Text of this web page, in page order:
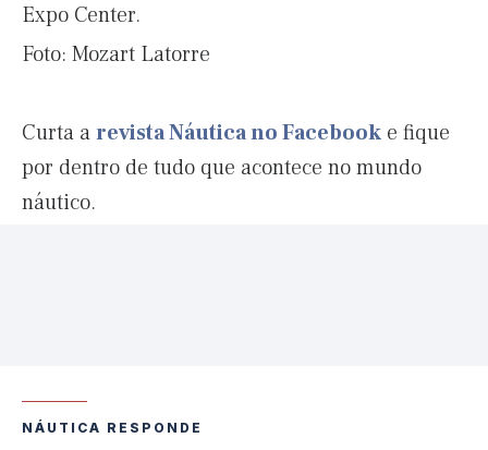
Expo Center.
Foto: Mozart Latorre
Curta arevista Náutica no Facebook e fique
por dentro de tudo que acontece no mundo
náutico.
NÁUTICA RESPONDE